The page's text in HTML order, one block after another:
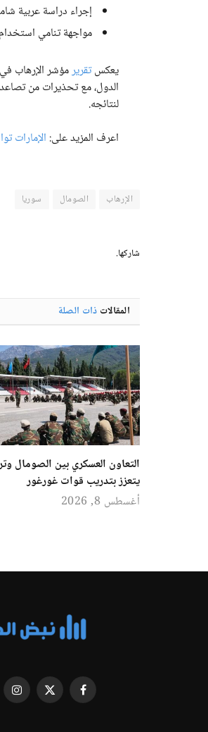
إجراء دراسة عربية
مواجهة تنامي استخدام
يعكستقرير
الدول، مع تحذيرات من
لنتائجه.
اعرف المزيد على: الإمارات
الإرهاب الصومال سوريا
شاركها.
المقالات ذات الصلة
التعاون العسكري بين الصومال
يتعزز بتدريب قوات غورغور
أغسطس 8, 2026
فيسبوك X